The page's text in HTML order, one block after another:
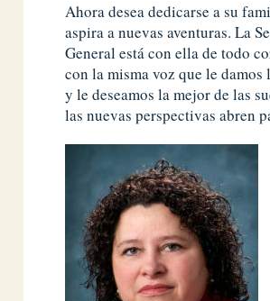
Ahora desea dedicarse a su
aspira a nuevas aventuras. La
General está con ella de todo
con la misma voz que le damos
y le deseamos la mejor de las
las nuevas perspectivas abren